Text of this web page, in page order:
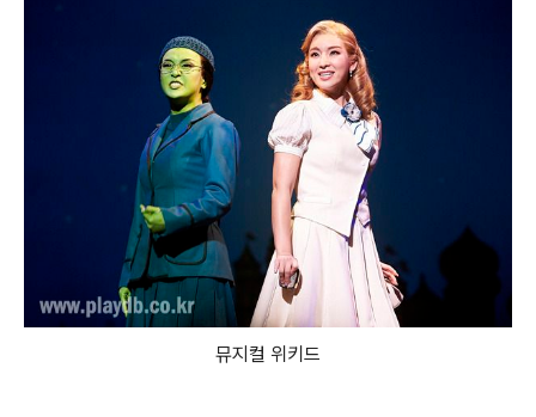
뮤지컬 위키드